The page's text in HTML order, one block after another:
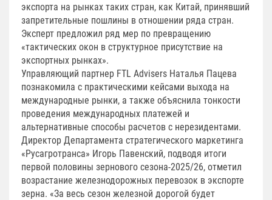
экспорта на рынках таких стран, как Китай, принявший
запретительные пошлины в отношении ряда стран.
Эксперт предложил ряд мер по превращению
«тактических окон в структурное присутствие на
экспортных рынках».
Управляющий партнер FTL Advisers Наталья Пацева
познакомила с практическими кейсами выхода на
международные рынки, а также объяснила тонкости
проведения международных платежей и
альтернативные способы расчетов с нерезидентами.
Директор Департамента стратегического маркетинга
«Русагротранса» Игорь Павенский, подводя итоги
первой половины зернового сезона-2025/26, отметил
возрастание железнодорожных перевозок в экспорте
зерна. «За весь сезон железной дорогой будет